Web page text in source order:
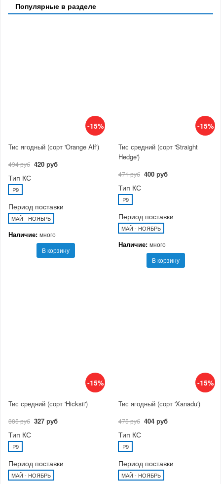
Популярные в разделе
-15%
Тис ягодный (сорт 'Orange Alf')
494 руб 420 руб
Тип КС
P9
Период поставки
МАЙ - НОЯБРЬ
Наличие: много
В корзину
-15%
Тис средний (сорт 'Straight
Hedge')
471 руб 400 руб
Тип КС
P9
Период поставки
МАЙ - НОЯБРЬ
Наличие: много
В корзину
-15%
Тис средний (сорт 'Hicksii')
385 руб 327 руб
Тип КС
P9
Период поставки
МАЙ - НОЯБРЬ
-15%
Тис ягодный (сорт 'Xanadu')
475 руб 404 руб
Тип КС
P9
Период поставки
МАЙ - НОЯБРЬ